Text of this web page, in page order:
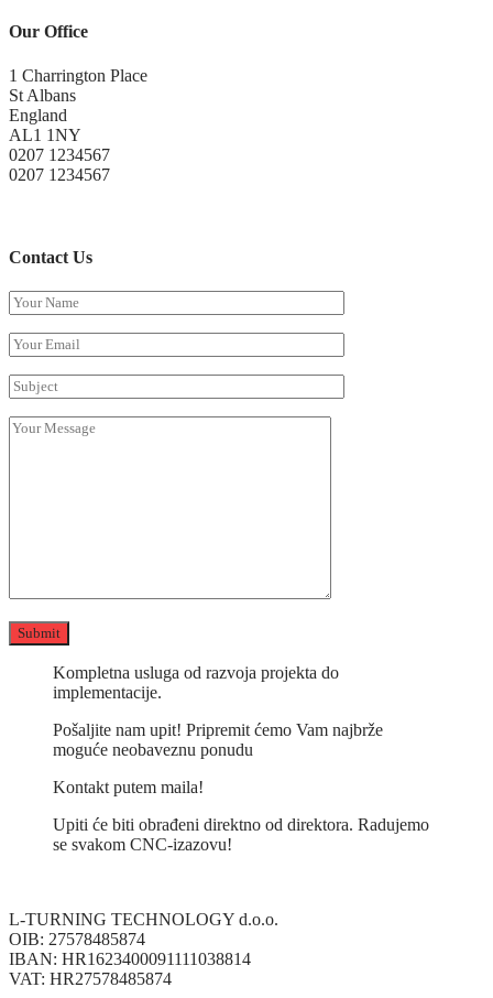
Our Office
1 Charrington Place
St Albans
England
AL1 1NY
0207 1234567
0207 1234567
Contact Us
Kompletna usluga od razvoja projekta do
implementacije.
Pošaljite nam upit! Pripremit ćemo Vam najbrže
moguće neobaveznu ponudu
Kontakt putem maila!
Upiti će biti obrađeni direktno od direktora. Radujemo
se svakom CNC-izazovu!
L-TURNING TECHNOLOGY d.o.o.
OIB: 27578485874
IBAN: HR1623400091111038814
VAT: HR27578485874